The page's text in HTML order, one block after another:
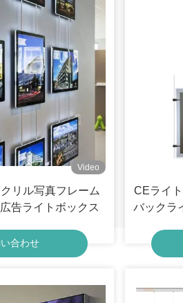
Video
リル写真フレーム
告ライトボックス
合わせ
CEライ
バックラ